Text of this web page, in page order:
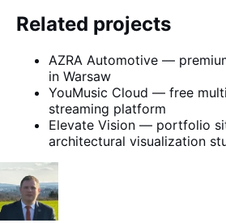
Related projects
AZRA Automotive —
in Warsaw
YouMusic Cloud — free
streaming platform
Elevate Vision — portfolio
architectural visualization